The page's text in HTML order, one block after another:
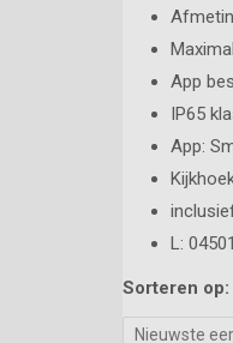
App
IP65
App:
L:
Sorteren op: